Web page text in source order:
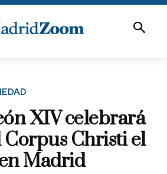
XIV celebrará
Corpus Christi el
Madrid